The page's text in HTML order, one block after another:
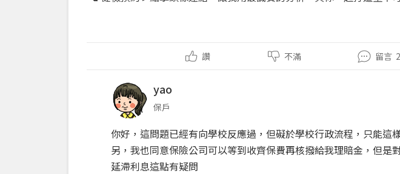
讚 不滿 留言 2
yao
保戶
你好，這問題已經有向學校反應過，但礙於學校行政流程，只能這
另，我也同意保險公司可以等到收齊保費再核撥給我理賠金，但是
延滯利息這點有疑問